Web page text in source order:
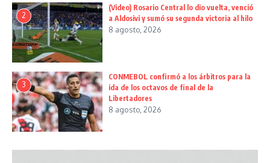
2
(Video) Rosario Central lo dio vuelta, venció
a Aldosivi y sumó su segunda victoria al hilo
8 agosto, 2026
3
CONMEBOL confirmó a los árbitros para la
ida de los octavos de final de la
Libertadores
8 agosto, 2026